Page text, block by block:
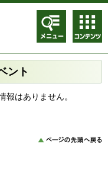
メニュ
ー
コンテ
ンツメ
ニュー
ント
報はありません。